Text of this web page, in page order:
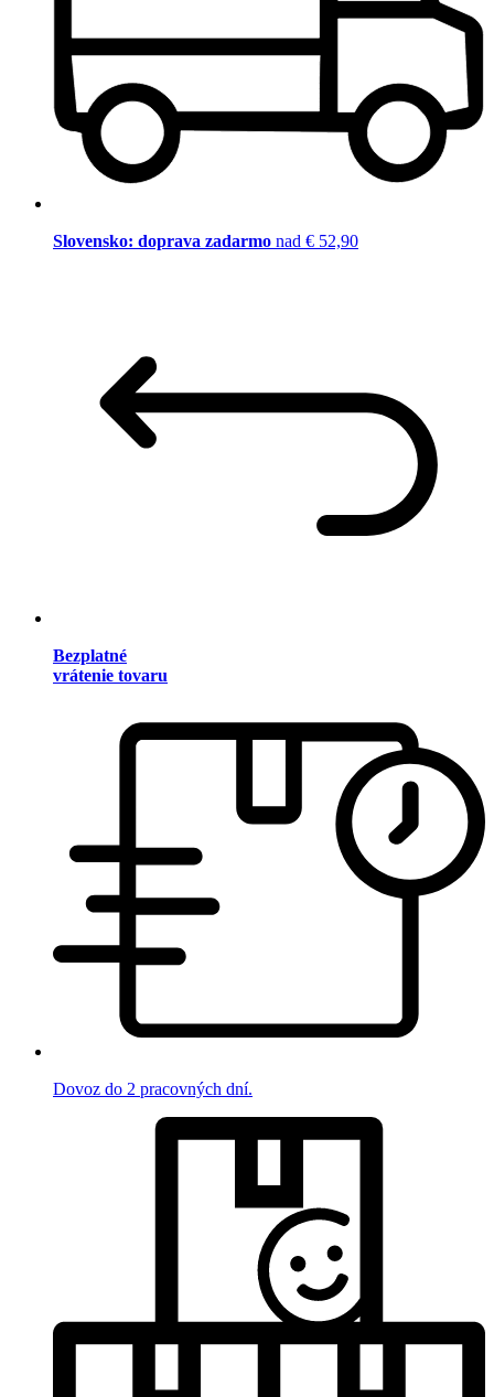
Slovensko: doprava zadarmo nad € 52,90
Bezplatné
vrátenie tovaru
Dovoz do 2 pracovných dní.